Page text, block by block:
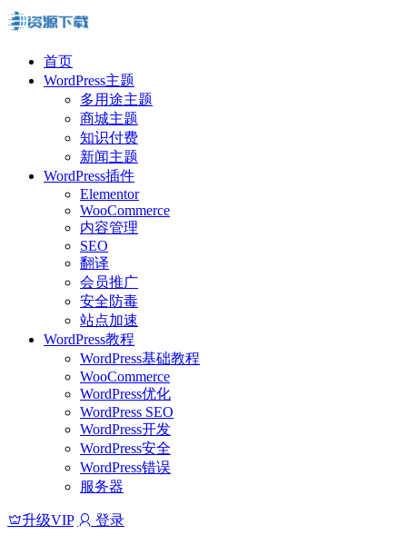
首页
WordPress主题
多用途主题
商城主题
知识付费
新闻主题
WordPress插件
Elementor
WooCommerce
内容管理
SEO
翻译
会员推广
安全防毒
站点加速
WordPress教程
WordPress基础教程
WooCommerce
WordPress优化
WordPress SEO
WordPress开发
WordPress安全
WordPress错误
服务器
升级VIP 登录